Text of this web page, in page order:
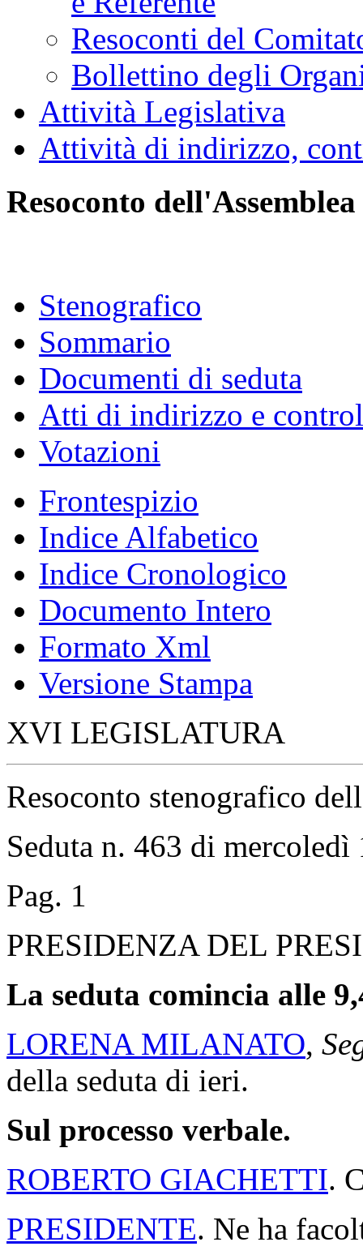
Resoconti del
Bollettino degli
Attività Legislativa
Attività di indirizzo,
Resoconto dell'Assemblea
Stenografico
Sommario
Documenti di seduta
Atti di indirizzo e
Votazioni
Frontespizio
Indice Alfabetico
Indice Cronologico
Documento Intero
Formato Xml
Versione Stampa
XVI LEGISLATURA
Resoconto stenografico
Seduta n. 463 di mercoledì
Pag. 1
PRESIDENZA DEL
La seduta comincia alle
LORENA MILANATO,
della seduta di ieri.
Sul processo verbale.
ROBERTO GIACHETTI.
PRESIDENTE. Ne ha